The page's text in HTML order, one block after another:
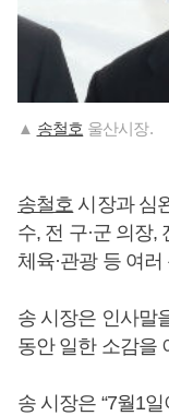
▲ 송철호 울산시장.
송철호 시장과 심
수, 전 구·군 의장,
체육·관광 등 여
송 시장은 인사말
동안 일한 소감을
송 시장은 “7월1